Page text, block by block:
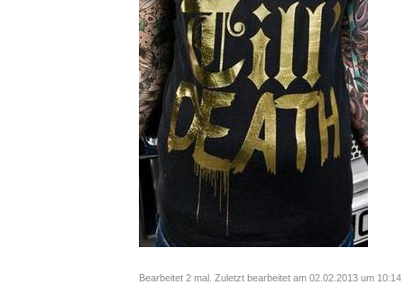
Bearbeitet 2 mal. Zuletzt bearbeitet am 02.02.2013 um